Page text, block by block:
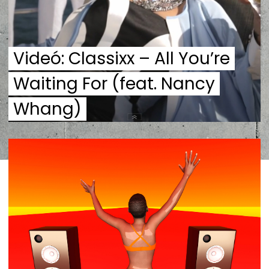
Videó: Classixx – All You’re
Waiting For (feat. Nancy
Whang)